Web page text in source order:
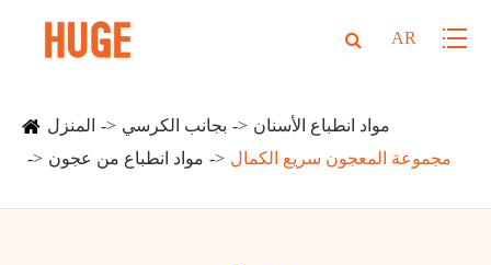
AR
المنزل بجانب الكرسي
مواد انطباع الأسنان
مواد انطباع من عجون
مجموعة المعجون سريع الكمال